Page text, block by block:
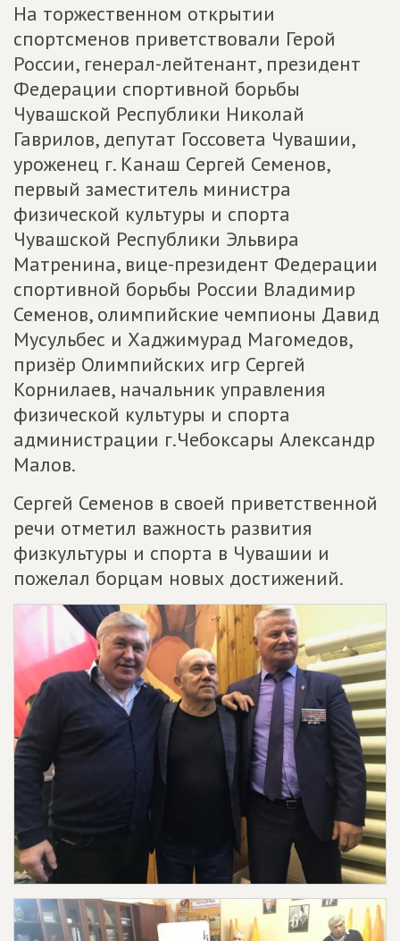
На торжественном открытии
спортсменов приветствовали Герой
России, генерал-лейтенант, президент
Федерации спортивной борьбы
Чувашской Республики Николай
Гаврилов, депутат Госсовета Чувашии,
уроженец г. Канаш Сергей Семенов,
первый заместитель министра
физической культуры и спорта
Чувашской Республики Эльвира
Матренина, вице-президент Федерации
спортивной борьбы России Владимир
Семенов, олимпийские чемпионы Давид
Мусульбес и Хаджимурад Магомедов,
призёр Олимпийских игр Сергей
Корнилаев, начальник управления
физической культуры и спорта
администрации г.Чебоксары Александр
Малов.
Сергей Семенов в своей приветственной
речи отметил важность развития
физкультуры и спорта в Чувашии и
пожелал борцам новых достижений.